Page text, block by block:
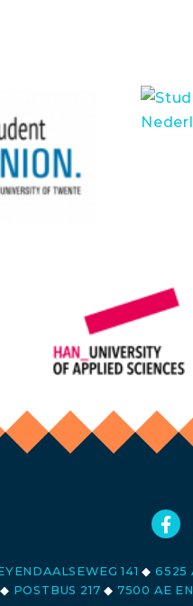
141◆ 6525
◆ POSTBUS 217◆ 7500 AE